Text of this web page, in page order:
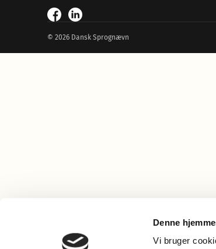
Denne
Vi bruger
© 2026 Dansk Sprognævn